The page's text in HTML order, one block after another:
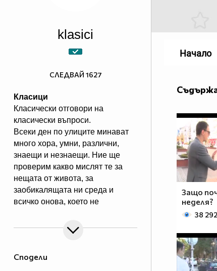
Сподели
klasici
Класици
Класически отговори на
класически въпроси.
Всеки ден по улиците минават
много хора, умни, различни,
знаещи и незнаещи. Ние ще
проверим какво мислят те за
нещата от живота, за
заобикалящата ни среда и
всичко онова, което не
телевизията.В предаването ще
видите Даниел Петканов /Лудия
хората.
СЛЕДВАЙ 1627
Защо
неделя?
38 292
Начало